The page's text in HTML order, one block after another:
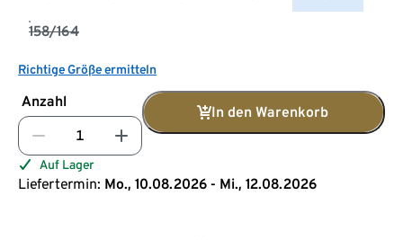
158/164
Richtige Größe ermitteln
Anzahl
In den Warenkorb
Auf Lager
Liefertermin: Mo., 10.08.2026 - Mi., 12.08.2026